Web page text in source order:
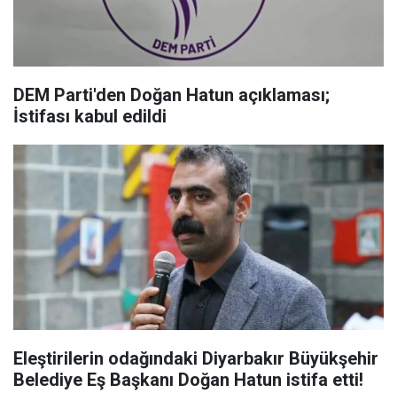
DEM Parti'den Doğan Hatun açıklaması;
İstifası kabul edildi
Eleştirilerin odağındaki Diyarbakır Büyükşehir
Belediye Eş Başkanı Doğan Hatun istifa etti!